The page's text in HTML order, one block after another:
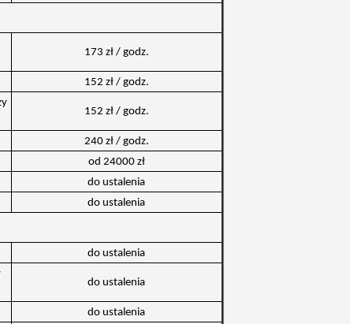
173 zł / godz.
152 zł / godz.
152 zł / godz.
240 zł / godz.
od 24000 zł
do ustalenia
do ustalenia
do ustalenia
do ustalenia
do ustalenia